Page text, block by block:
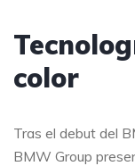
color
Tras el debut del
BMW Group